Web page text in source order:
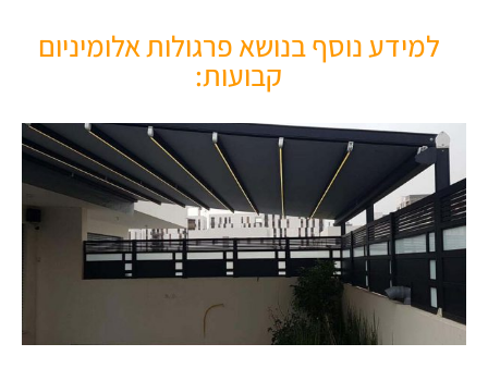
למידע נוסף בנושא פרגולות אלומיניום
קבועות: